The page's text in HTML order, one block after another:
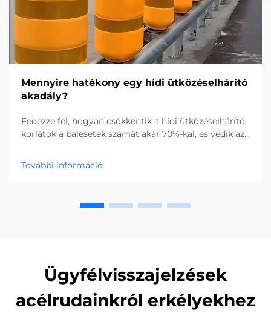
Mennyire hatékony egy hídi ütközéselhárító
akadály?
Fedezze fel, hogyan csökkentik a hídi ütközéselhárító
korlátok a balesetek számát akár 70%-kal, és védik az
tovább.
További információ
Ügyfélvisszajelzések
acélrudainkról erkélyekhez